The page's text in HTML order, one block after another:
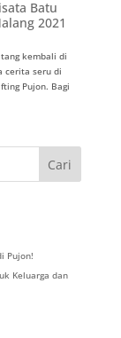
Batu
2021
kembali di
cerita seru di
Pujon. Bagi
Pujon!
Keluarga dan